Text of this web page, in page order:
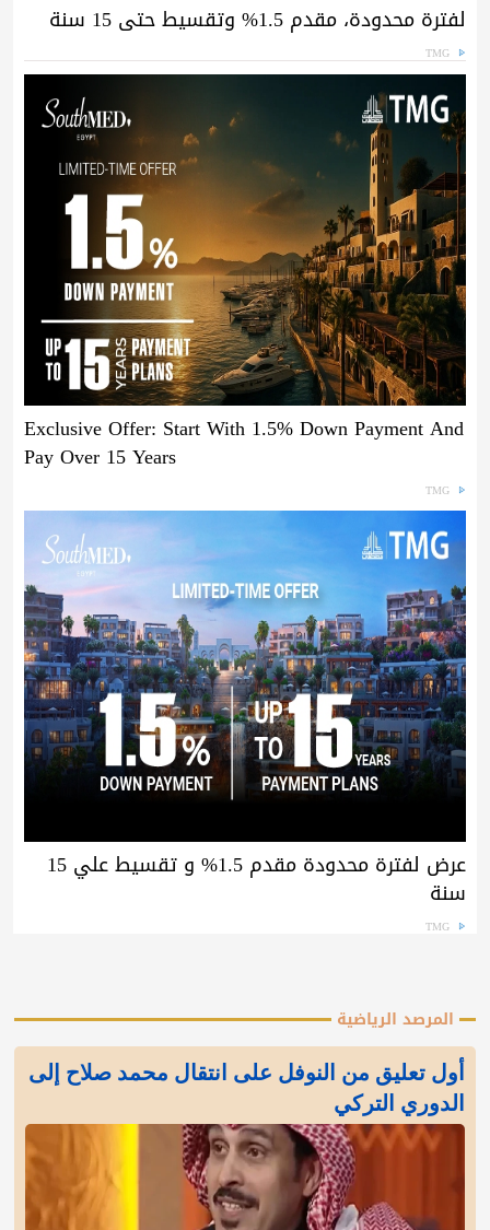
لفترة محدودة، مقدم 1.5% وتقسيط حتى 15 سنة
TMG
Exclusive Offer: Start With 1.5% Down Payment And
Pay Over 15 Years
TMG
عرض لفترة محدودة مقدم 1.5% و تقسيط علي 15
سنة
TMG
المرصد الرياضية
أول تعليق من النوفل على انتقال محمد صلاح إلى
الدوري التركي